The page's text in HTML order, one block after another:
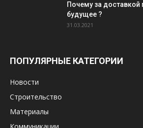
Почему за доставкой
будущее ?
31.03.2021
ПОПУЛЯРНЫЕ КАТЕГОРИИ
Новости
Строительство
Материалы